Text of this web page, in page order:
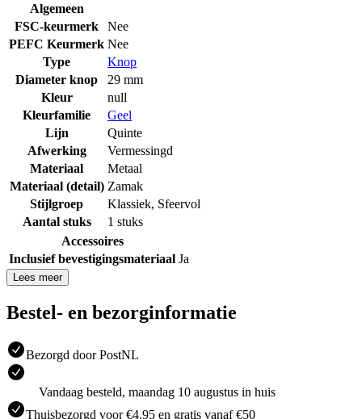
Algemeen
FSC-keurmerk
Nee
PEFC Keurmerk Nee
Type
Knop
Diameter knop
29 mm
Kleur
null
Kleurfamilie
Geel
Lijn
Quinte
Afwerking
Vermessingd
Materiaal
Metaal
Materiaal (detail) Zamak
Stijlgroep
Klassiek, Sfeervol
Aantal stuks
1 stuks
Accessoires
Inclusief bevestigingsmateriaal Ja
Lees meer
Bestel- en bezorginformatie
Bezorgd door PostNL
Vandaag besteld, maandag 10 augustus in huis
Thuisbezorgd voor €4.95 en gratis vanaf €50